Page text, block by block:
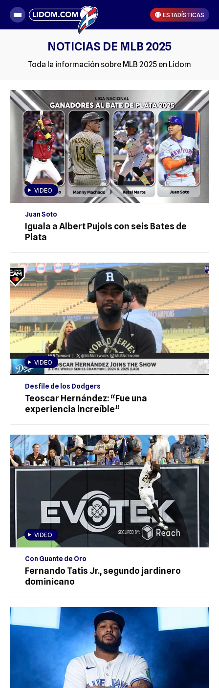
ESTADÍSTICAS
NOTICIAS DE MLB 2025
Toda la información sobre MLB 2025 en Lidom
VIDEO
Juan Soto
Iguala a Albert Pujols con seis Bates de
Plata
VIDEO
Desfile de los Dodgers
Teoscar Hernández: “Fue una
experiencia increíble”
VIDEO
Con Guante de Oro
Fernando Tatis Jr., segundo jardinero
dominicano